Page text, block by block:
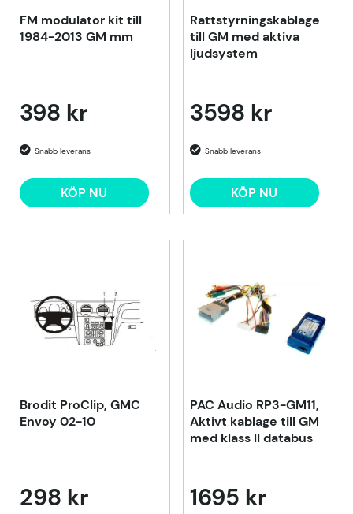
FM modulator kit till
1984-2013 GM mm
398 kr
KÖP NU
Rattstyrningskablage
till GM med aktiva
ljudsystem
3598 kr
KÖP NU
Brodit ProClip, GMC
Envoy 02-10
298 kr
PAC Audio RP3-GM11,
Aktivt kablage till GM
med klass II databus
1695 kr